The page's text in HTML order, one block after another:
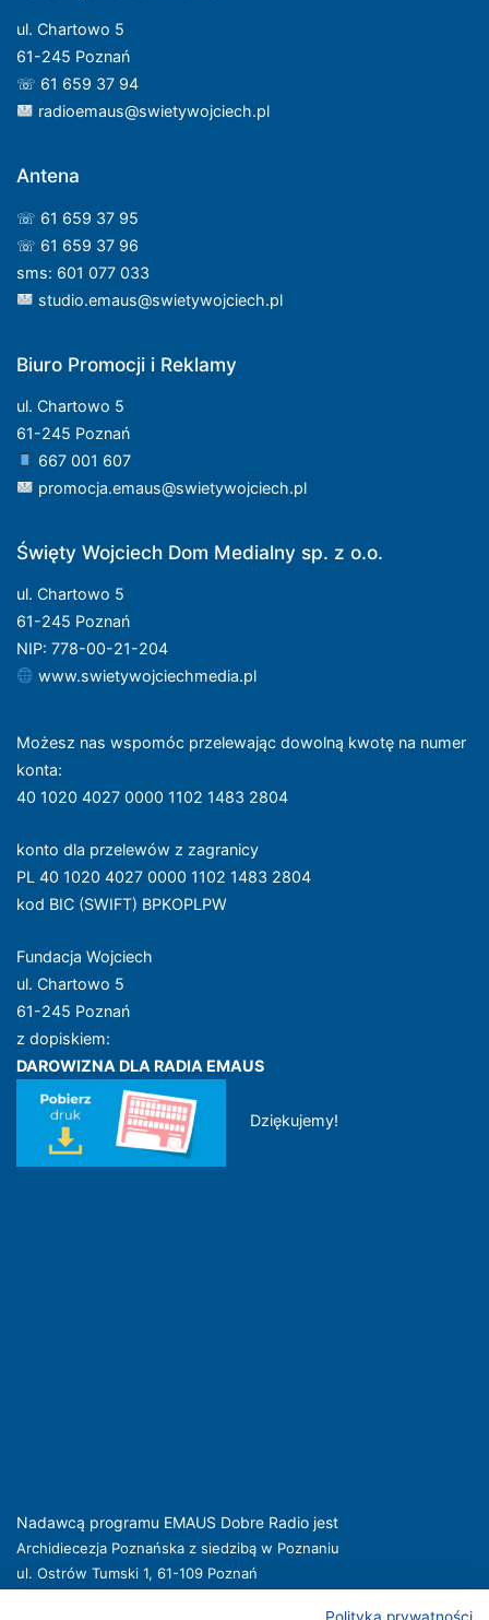
ul. Chartowo 5
61-245 Poznań
☏ 61 659 37 94
radioemaus@swietywojciech.pl
Antena
☏ 61 659 37 95
☏ 61 659 37 96
sms: 601 077 033
studio.emaus@swietywojciech.pl
Biuro Promocji i Reklamy
ul. Chartowo 5
61-245 Poznań
667 001 607
promocja.emaus@swietywojciech.pl
Święty Wojciech Dom Medialny sp. z o.o.
ul. Chartowo 5
61-245 Poznań
NIP: 778-00-21-204
www.swietywojciechmedia.pl
Możesz nas wspomóc przelewając dowolną kwotę na numer
konta:
40 1020 4027 0000 1102 1483 2804
konto dla przelewów z zagranicy
PL 40 1020 4027 0000 1102 1483 2804
kod BIC (SWIFT) BPKOPLPW
Fundacja Wojciech
ul. Chartowo 5
61-245 Poznań
z dopiskiem:
DAROWIZNA DLA RADIA EMAUS
Dziękujemy!
Nadawcą programu EMAUS Dobre Radio jest
Archidiecezja Poznańska z siedzibą w Poznaniu
ul. Ostrów Tumski 1, 61-109 Poznań